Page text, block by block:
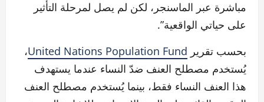
مباشرة عبر الماسنجر، لكن لم يصل لمرحلة التأثير
على حياتي الواقعية”.
بحسب تقرير United Nations Population Fund،
يُستخدم مصطلح العنف ضدّ النساء عندما يستهدف
هذا العنف النساء فقط، بينما يُستخدم مصطلح العنف